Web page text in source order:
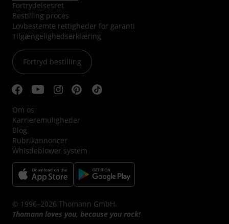
Fortrydelsesret
Bestilling proces
Lovbestemte rettigheder for garanti
Tilgængelighedserklæring
Fortryd bestilling
Om os
Karrieremuligheder
Blog
Rubrikannoncer
Whistleblower system
© 1996–2026 Thomann GmbH.
Thomann loves you, because you rock!